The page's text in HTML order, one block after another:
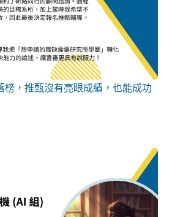
榜，推甄沒有亮眼成績，也能成功